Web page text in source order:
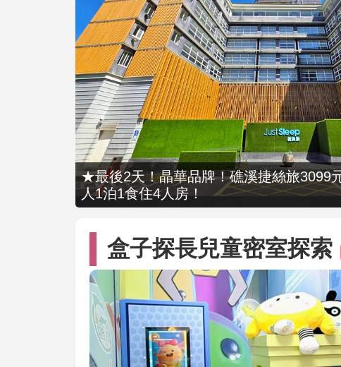
★最後2天！晶華品牌！礁溪捷絲旅3099
人1泊1食住4人房！
盒子探長兒童密室探索